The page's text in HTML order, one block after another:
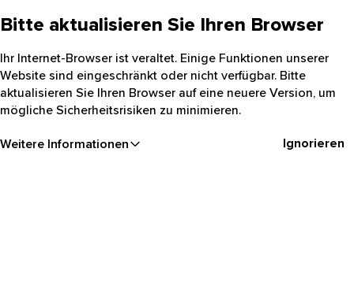
Bitte aktualisieren Sie Ihren Browser
Ihr Internet-Browser ist veraltet. Einige Funktionen unserer
Website sind eingeschränkt oder nicht verfügbar. Bitte
aktualisieren Sie Ihren Browser auf eine neuere Version, um
mögliche Sicherheitsrisiken zu minimieren.
Weitere Informationen Ignorieren